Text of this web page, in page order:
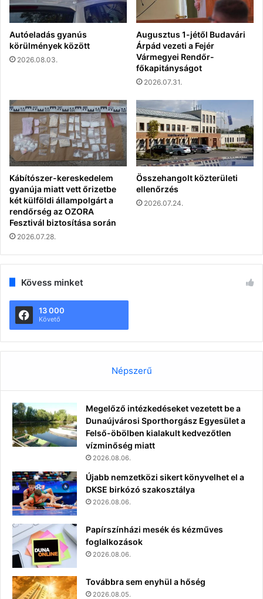
Autóeladás gyanús
körülmények között
2026.08.03.
Augusztus 1-jétől Budavári
Árpád vezeti a Fejér
Vármegyei Rendőr-
főkapitányságot
2026.07.31.
Kábítószer-kereskedelem
gyanúja miatt vett őrizetbe
két külföldi állampolgárt a
rendőrség az OZORA
Fesztivál biztosítása során
2026.07.28.
Összehangolt közterületi
ellenőrzés
2026.07.24.
Kövess minket
13 000
Követő
Népszerű
Megelőző intézkedéseket vezetett be a
Dunaújvárosi Sporthorgász Egyesület a
Felső-öbölben kialakult kedvezőtlen
vízminőség miatt
2026.08.06.
Újabb nemzetközi sikert könyvelhet el a
DKSE birkózó szakosztálya
2026.08.06.
Papírszínházi mesék és kézműves
foglalkozások
2026.08.06.
Továbbra sem enyhül a hőség
2026.08.05.